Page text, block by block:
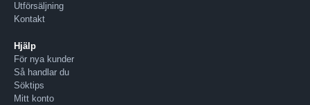
Utförsäljning
Kontakt
Hjälp
För nya kunder
Så handlar du
Söktips
Mitt konto